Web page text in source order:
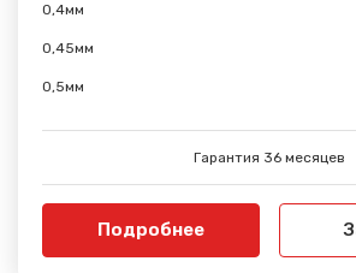
0,4мм
0,45мм
0,5мм
Гарантия 36 месяцев
Подробнее